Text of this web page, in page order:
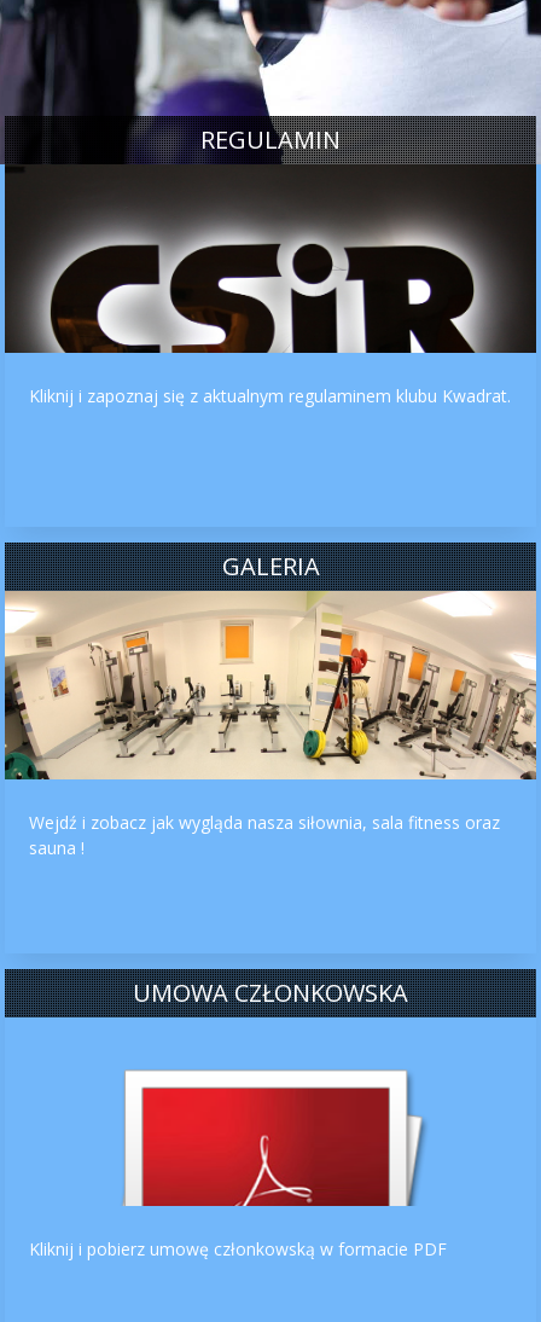
REGULAMIN
Kliknij i zapoznaj się z aktualnym regulaminem klubu Kwadrat.
GALERIA
Wejdź i zobacz jak wygląda nasza siłownia, sala fitness oraz
sauna !
UMOWA CZŁONKOWSKA
Kliknij i pobierz umowę członkowską w formacie PDF